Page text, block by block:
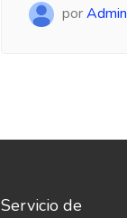
porAdmin
Servicio de